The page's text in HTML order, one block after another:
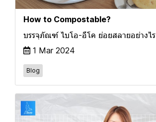
How to Compostable?
บรรจุภัณฑ์ ไบโอ-อีโค ย่อยสลายอย่างไร
1 Mar 2024
Blog